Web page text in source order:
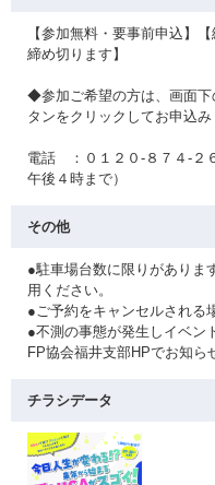
【参加無料・要事前申込】
締め切ります】
◆参加ご希望の方は、画面下
タンをクリックしてお申込み
電話 ：０１２０-８７４-２
午後４時まで）
その他
●駐車場台数に限りがありま
用ください。
●ご予約をキャンセルされる
●不測の事態が発生しイベン
FP協会福井支部HPでお知ら
チラシデータ